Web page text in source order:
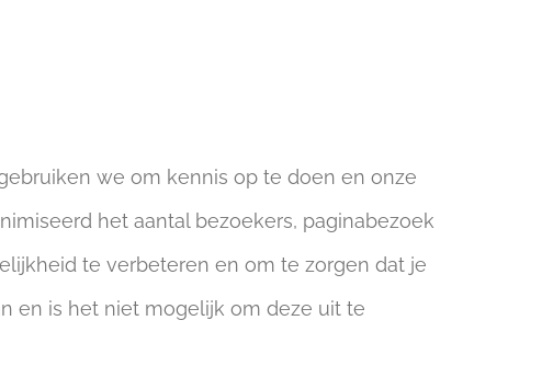
we om kennis op te doen en onze
het aantal bezoekers, paginabezoek
te verbeteren en om te zorgen dat je
en is het niet mogelijk om deze uit te